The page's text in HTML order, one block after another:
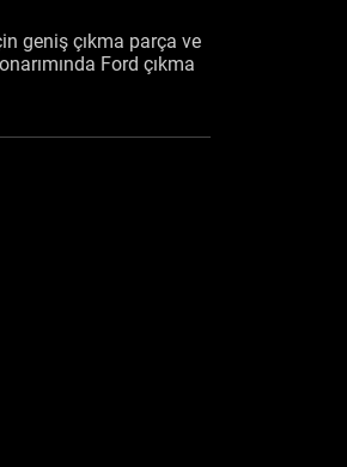
geniş çıkma parça ve
Ford çıkma